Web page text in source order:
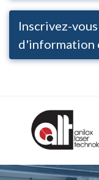
Inscrivez-
d'information